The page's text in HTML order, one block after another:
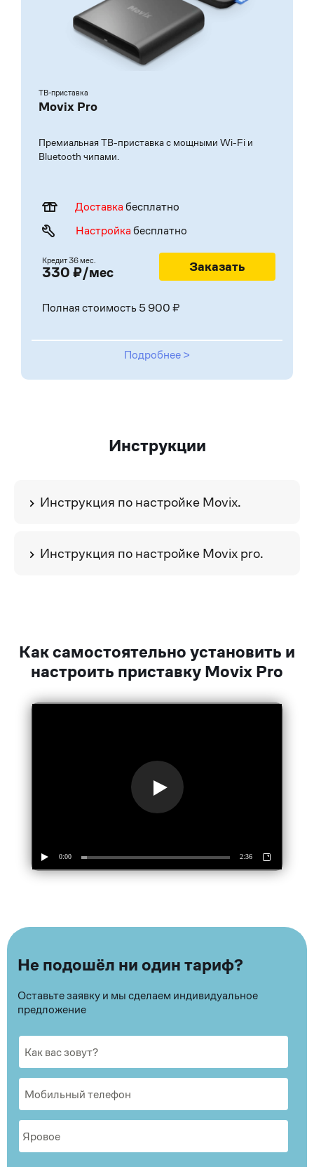
ТВ-приставка
Movix Pro
Премиальная ТВ-приставка с мощными Wi-Fi и
Bluetooth чипами.
Доставкабесплатно
Настройкабесплатно
Кредит36 мес.
330 ₽/мес Заказать
Полная стоимость 5 900 ₽
Подробнее >
Инструкции
Инструкция по настройке Movix.
Инструкция по настройке Movix pro.
Как самостоятельно установить и
настроить приставку Movix Pro
0:00 2:36
Не подошёл ни один тариф?
Оставьте заявку и мы сделаем индивидуальное
предложение